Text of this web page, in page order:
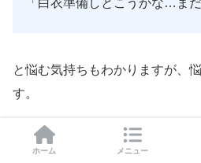
「白衣準備しとこうかな…ま
と悩む気持ちもわかりますが、
す。
ホーム メニュー